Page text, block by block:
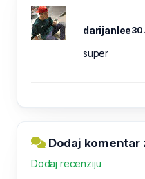
darijanlee
super
Dodaj komentar
Dodaj recenziju